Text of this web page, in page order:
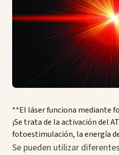
**El láser funciona mediante
¡Se trata de la activación del
fotoestimulación, la energía
Se pueden utilizar